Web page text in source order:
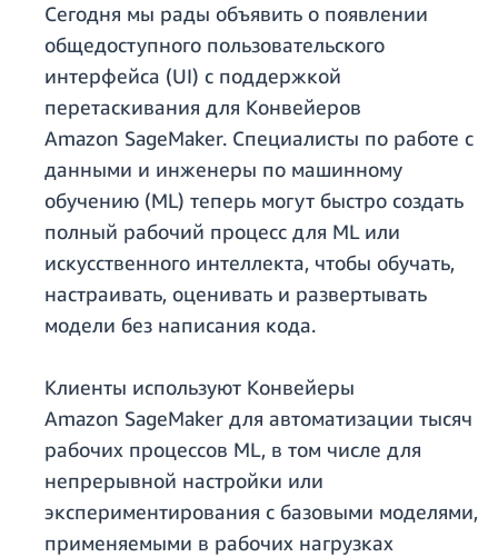
Сегодня мы рады объявить о появлении
общедоступного пользовательского
интерфейса (UI) с поддержкой
перетаскивания для Конвейеров
Amazon SageMaker. Специалисты по работе с
данными и инженеры по машинному
обучению (ML) теперь могут быстро создать
полный рабочий процесс для ML или
искусственного интеллекта, чтобы обучать,
настраивать, оценивать и развертывать
модели без написания кода.
Клиенты используют Конвейеры
Amazon SageMaker для автоматизации тысяч
рабочих процессов ML, в том числе для
непрерывной настройки или
экспериментирования с базовыми моделями,
применяемыми в рабочих нагрузках